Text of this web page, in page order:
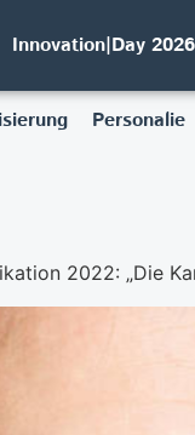
Innovation|Day 2026
Personalie
2022: „Die